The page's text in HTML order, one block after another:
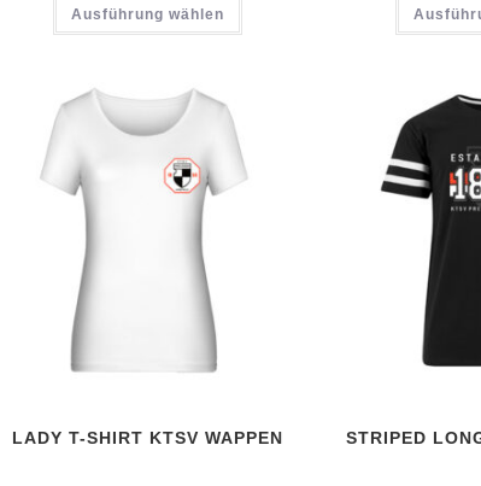
Ausführung wählen
LADY T-SHIRT KTSV WAPPEN STRIPED